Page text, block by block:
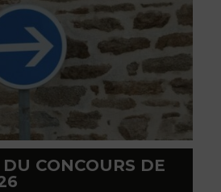
CONCOURS DE